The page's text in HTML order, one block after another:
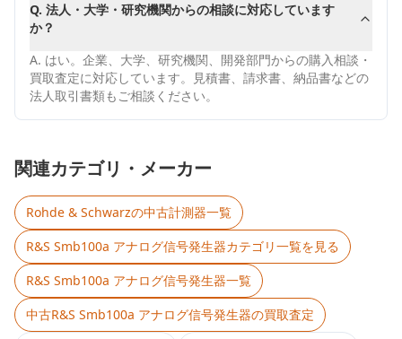
Q. 法人・大学・研究機関からの相談に対応しています
か？
A. はい。企業、大学、研究機関、開発部門からの購入相談・
買取査定に対応しています。見積書、請求書、納品書などの
法人取引書類もご相談ください。
関連カテゴリ・メーカー
Rohde & Schwarzの中古計測器一覧
R&S Smb100a アナログ信号発生器カテゴリ一覧を見る
R&S Smb100a アナログ信号発生器一覧
中古R&S Smb100a アナログ信号発生器の買取査定